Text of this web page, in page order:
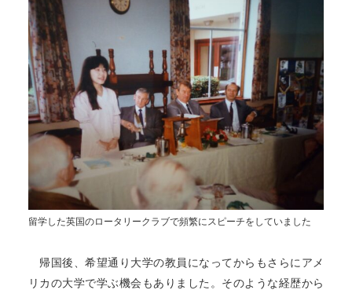
留学した英国のロータリークラブで頻繁にスピーチをしていました
帰国後、希望通り大学の教員になってからもさらにアメ
リカの大学で学ぶ機会もありました。そのような経歴から